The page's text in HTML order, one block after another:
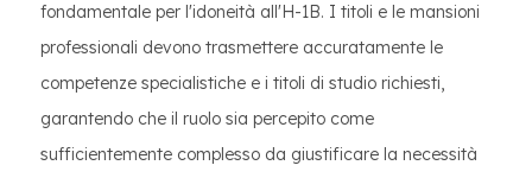
fondamentale per l'idoneità all'H-1B. I titoli e le mansioni
professionali devono trasmettere accuratamente le
competenze specialistiche e i titoli di studio richiesti,
garantendo che il ruolo sia percepito come
sufficientemente complesso da giustificare la necessità